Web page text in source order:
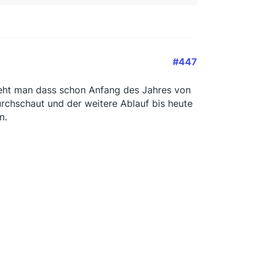
#447
man dass schon Anfang des Jahres von
und der weitere Ablauf bis heute